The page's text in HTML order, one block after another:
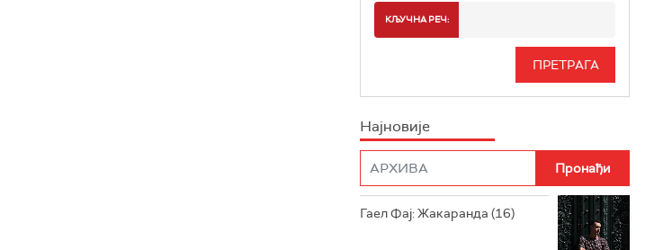
РАДИО БЕОГРАД 3
РАДИО РОКЕНРОЛЕР
РАДИО ЏУБОКС
РАДИО ВРТЕШКА
ИНФО
КЉУЧНА РЕЧ:
Најновије
Гаел Фај: Жакаранда (16)